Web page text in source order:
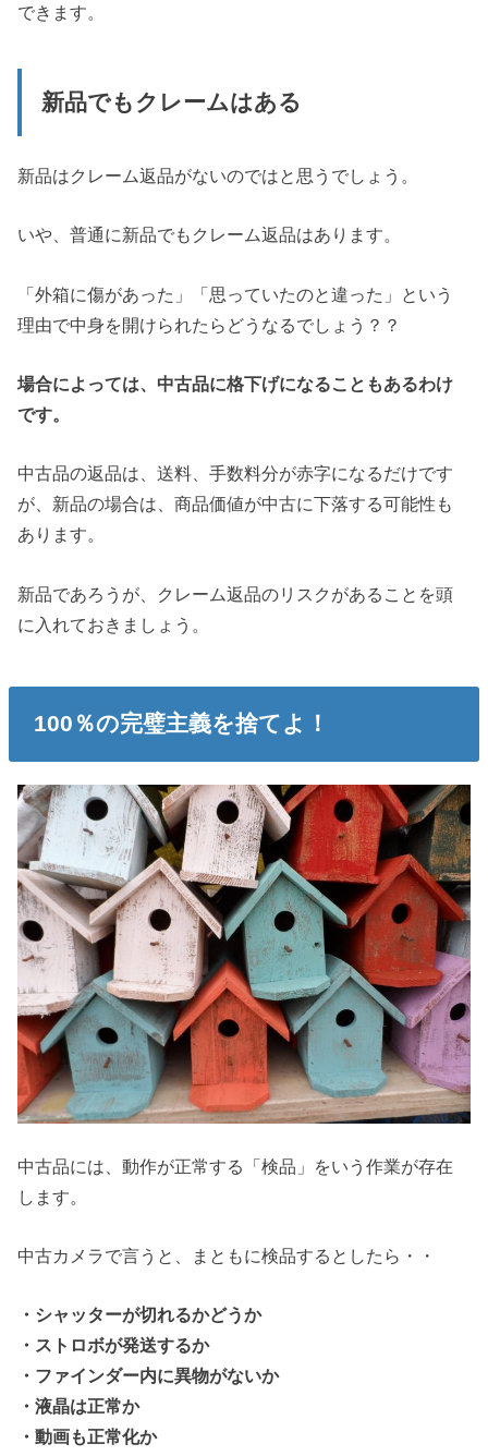
できます。
新品でもクレームはある
新品はクレーム返品がないのではと思うでしょう。
いや、普通に新品でもクレーム返品はあります。
「外箱に傷があった」「思っていたのと違った」という
理由で中身を開けられたらどうなるでしょう？？
場合によっては、中古品に格下げになることもあるわけ
です。
中古品の返品は、送料、手数料分が赤字になるだけです
が、新品の場合は、商品価値が中古に下落する可能性も
あります。
新品であろうが、クレーム返品のリスクがあることを頭
に入れておきましょう。
100％の完璧主義を捨てよ！
中古品には、動作が正常する「検品」をいう作業が存在
します。
中古カメラで言うと、まともに検品するとしたら・・
・シャッターが切れるかどうか
・ストロボが発送するか
・ファインダー内に異物がないか
・液晶は正常か
・動画も正常化か